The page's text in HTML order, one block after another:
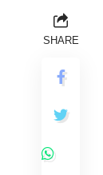
SHARE